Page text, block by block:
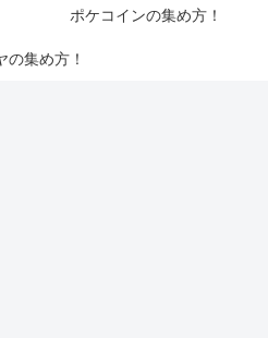
ポケコインの集め方！
の集め方！